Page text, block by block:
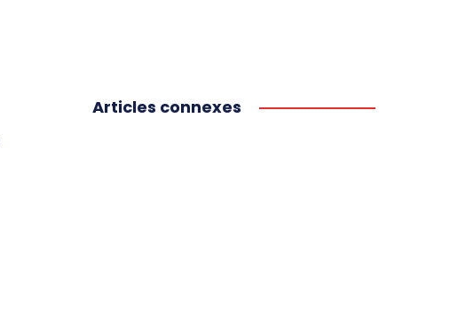
Articles connexes